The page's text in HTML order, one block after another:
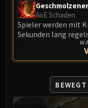
AoE Schaden
Spieler werden mit
Sekunden lang